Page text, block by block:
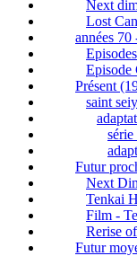
Next
Lost
années 70
Episode
Présent
saint
Futur
Next
Tenkai
Film -
Rerise
Futur